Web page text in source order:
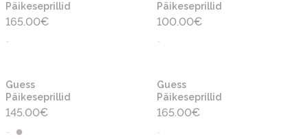
Päikeseprillid
165.00€
-
Päikeseprillid
100.00€
-
Guess
Päikeseprillid
145.00€
-
Guess
Päikeseprillid
165.00€
-